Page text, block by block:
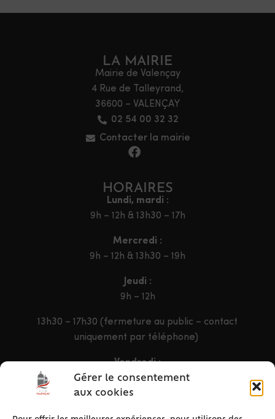
Gérer le consentement
aux cookies
LA MAIRIE
Mairie de Valençay
4 Rue de Talleyrand,
36600 – VALENÇAY
02 54 00 32 32
Contacter la mairie
HORAIRES
Lundi, mardi :
9h – 12h & 13h30 – 17h
Mercredi :
9h – 12h & 13h30 – 19h
Jeudi :
9h – 12h
13h30 – 17h30 (fermeture au public – contact
uniquement par téléphone)
Vendredi :
9h – 12h & 13h30 – 16h30